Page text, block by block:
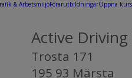
& ArbetsmiljöFörarutbildningarÖppna
Active Driving
Trosta 171
195 93 Märsta